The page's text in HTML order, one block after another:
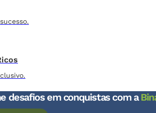
desafios em conquistas com a